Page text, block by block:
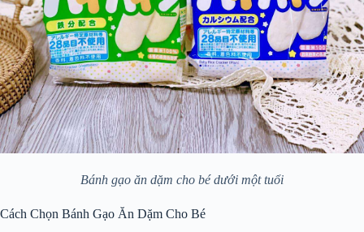
Bánh gạo ăn dặm cho bé dưới một tuổi
Cách Chọn Bánh Gạo Ăn Dặm Cho Bé